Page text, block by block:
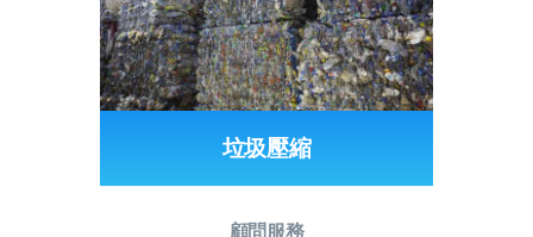
垃圾壓縮
顧問服務